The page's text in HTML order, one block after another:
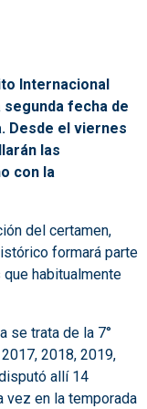
Internacional
segunda fecha de
Desde el viernes
las
con la
del certamen,
formará parte
habitualmente
se trata de la 7°
2018, 2019,
allí 14
vez en la temporada